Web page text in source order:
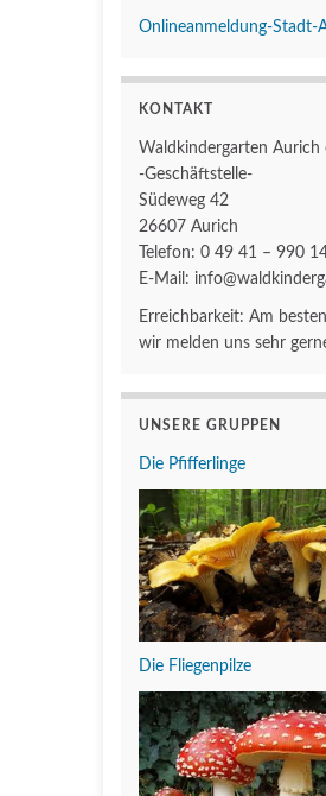
Onlineanmeldung-Stadt-
KONTAKT
Waldkindergarten Aurich
-Geschäftstelle-
Südeweg 42
26607 Aurich
Telefon: 0 49 41 – 990
E-Mail:
Erreichbarkeit: Am
wir melden uns sehr
UNSERE GRUPPEN
Die Pfifferlinge
Die Fliegenpilze